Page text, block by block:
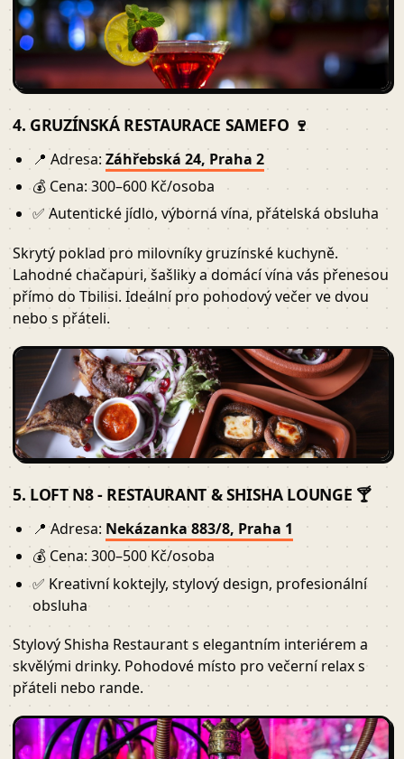
4. GRUZÍNSKÁ RESTAURACE SAMEFO 🍷
📍 Adresa:Záhřebská 24, Praha 2
💰 Cena: 300–600 Kč/osoba
✅ Autentické jídlo, výborná vína, přátelská obsluha
Skrytý poklad pro milovníky gruzínské kuchyně.
Lahodné chačapuri, šašliky a domácí vína vás přenesou
přímo do Tbilisi. Ideální pro pohodový večer ve dvou
nebo s přáteli.
5. LOFT N8 - RESTAURANT & SHISHA LOUNGE 🍸
📍 Adresa: Nekázanka 883/8, Praha 1
💰 Cena: 300–500 Kč/osoba
✅ Kreativní koktejly, stylový design, profesionální
obsluha
Stylový Shisha Restaurant s elegantním interiérem a
skvělými drinky. Pohodové místo pro večerní relax s
přáteli nebo rande.